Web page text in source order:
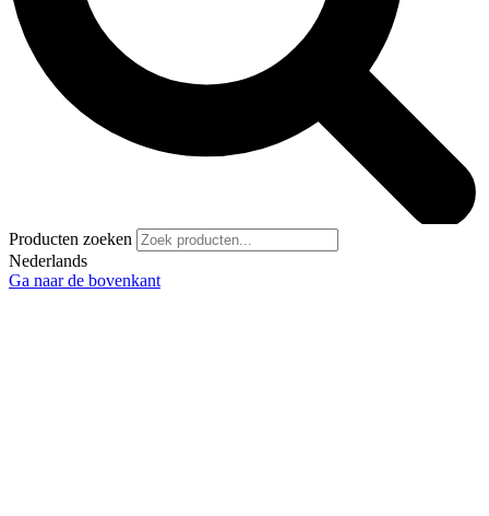
Producten zoeken
Nederlands
Ga naar de bovenkant